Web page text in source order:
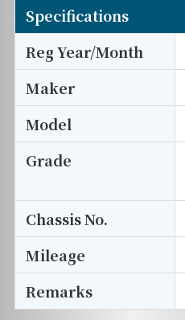
Specifications
Reg Year/Month
Maker
Model
Grade
Chassis No.
Mileage
Remarks